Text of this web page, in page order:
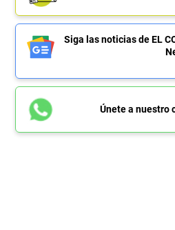
Siga las noticias de EL
Únete a nuestro